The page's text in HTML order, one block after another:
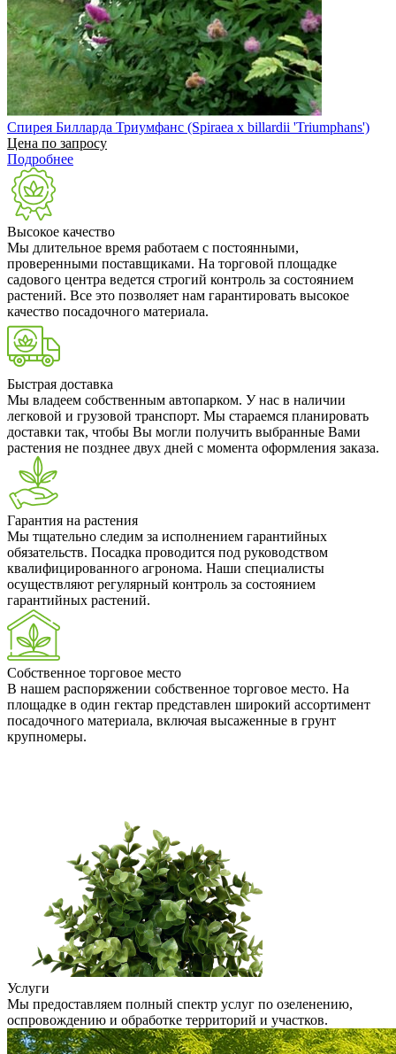
Спирея Билларда Триумфанс (Spiraea x billardii 'Triumphans')
Цена по запросу
Подробнее
Высокое качество
Мы длительное время работаем с постоянными,
проверенными поставщиками. На торговой площадке
садового центра ведется строгий контроль за состоянием
растений. Все это позволяет нам гарантировать высокое
качество посадочного материала.
Быстрая доставка
Мы владеем собственным автопарком. У нас в наличии
легковой и грузовой транспорт. Мы стараемся планировать
доставки так, чтобы Вы могли получить выбранные Вами
растения не позднее двух дней с момента оформления заказа.
Гарантия на растения
Мы тщательно следим за исполнением гарантийных
обязательств. Посадка проводится под руководством
квалифицированного агронома. Наши специалисты
осуществляют регулярный контроль за состоянием
гарантийных растений.
Собственное торговое место
В нашем распоряжении собственное торговое место. На
площадке в один гектар представлен широкий ассортимент
посадочного материала, включая высаженные в грунт
крупномеры.
Услуги
Мы предоставляем полный спектр услуг по озеленению,
оспровождению и обработке территорий и участков.